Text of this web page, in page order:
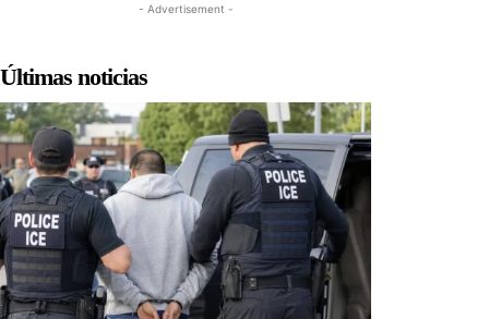
- Advertisement -
Últimas noticias